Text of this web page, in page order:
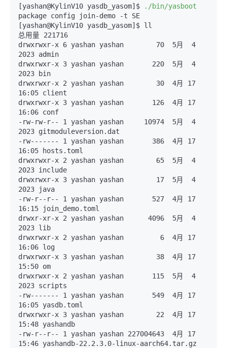
[yashan@KylinV10 yasdb_yasom]$
./bin/yasboot
package config join-demo -t SE
[yashan@KylinV10 yasdb_yasom]$ ll
总用量 221716
drwxrwxr-x 6 yashan yashan        70  5月  4
2023 admin
drwxrwxr-x 3 yashan yashan       220  5月  4
2023 bin
drwxrwxr-x 2 yashan yashan        30  4月 17
16:05 client
drwxrwxr-x 3 yashan yashan       126  4月 17
16:06 conf
-rw-rw-r-- 1 yashan yashan     10974  5月  4
2023 gitmoduleversion.dat
-rw-------
1 yashan yashan       386  4月 17
16:05 hosts.toml
drwxrwxr-x 2 yashan yashan        65  5月  4
2023 include
drwxrwxr-x 3 yashan yashan        17  5月  4
2023 java
-rw-r--r--
1 yashan yashan       527  4月 17
16:15 join_demo.toml
drwxr-xr-x 2 yashan yashan      4096  5月  4
2023 lib
drwxrwxr-x 2 yashan yashan         6  4月 17
16:06 log
drwxrwxr-x 3 yashan yashan        38  4月 17
15:50 om
drwxrwxr-x 2 yashan yashan       115  5月  4
2023 scripts
-rw-------
1 yashan yashan       549  4月 17
16:05 yasdb.toml
drwxrwxr-x 3 yashan yashan        22  4月 17
15:48 yashandb
-rw-r--r--
1 yashan yashan 227004643  4月 17
15:46 yashandb-22.2.3.0-linux-aarch64.tar.gz